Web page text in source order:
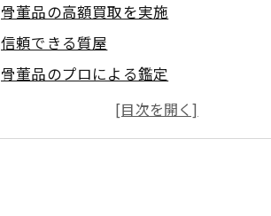
骨董品の高額買取を実施
信頼できる質屋
骨董品のプロによる鑑定
古美術品など多種多様な商品を扱ってい
査定料は無料